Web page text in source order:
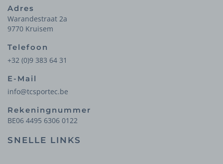
Adres
Warandestraat 2a
9770 Kruisem
Telefoon
+32 (0)9 383 64 31
E-Mail
info@tcsportec.be
Rekeningnummer
BE06 4495 6306 0122
SNELLE LINKS